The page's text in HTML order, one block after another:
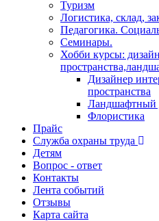
Туризм
Логистика, склад,
Педагогика.
Семинары.
Хобби курсы:
Дизайнер
пространства
Ландшафтный
Флористика
Прайс
Служба охраны труда
Детям
Вопрос - ответ
Контакты
Лента событий
Отзывы
Карта сайта